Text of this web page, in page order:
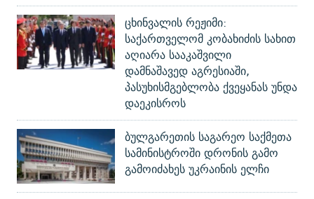
ცხინვალის რეჟიმი:
საქართველომ კობახიძის სახით
აღიარა სააკაშვილი
დამნაშავედ აგრესიაში,
პასუხისმგებლობა ქვეყანას უნდა
დაეკისროს
ბულგარეთის საგარეო საქმეთა
სამინისტროში დრონის გამო
გამოიძახეს უკრაინის ელჩი